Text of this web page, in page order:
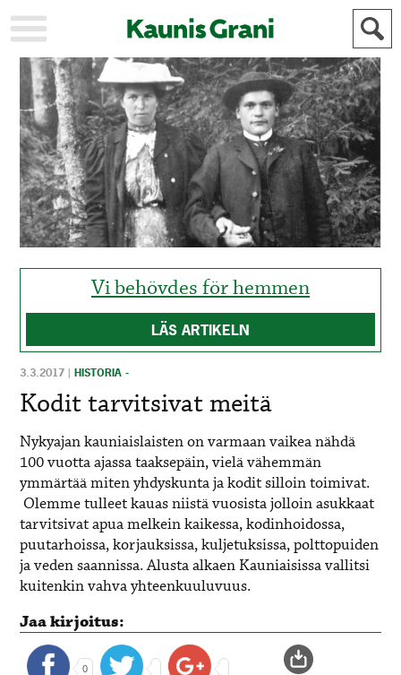
KAUPUNKI
STADEN
AJANKOHTAISTA
AKTUELLT
URHEILU
IDROTT
KULTTUURI
KULTUR
HISTORIA
HISTORIA
YLEINEN
ALLMÄN
MAINOSTAJILLE
FÖR
ANNONSÖRER
Vi behövdes för hemmen
LÄS ARTIKELN
3.3.2017 |HISTORIA -
Kodit tarvitsivat meitä
Nykyajan kauniaislaisten on varmaan vaikea nähdä
100 vuotta ajassa taaksepäin, vielä vähemmän
ymmärtää miten yhdyskunta ja kodit silloin toimivat.
Olemme tulleet kauas niistä vuosista jolloin asukkaat
tarvitsivat apua melkein kaikessa, kodinhoidossa,
puutarhoissa, korjauksissa, kuljetuksissa, polttopuiden
ja veden saannissa. Alusta alkaen Kauniaisissa vallitsi
kuitenkin vahva yhteenkuuluvuus.
Jaa kirjoitus:
0